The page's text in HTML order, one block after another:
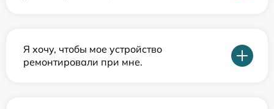
Я хочу, чтобы мое устройство
ремонтировали при мне.